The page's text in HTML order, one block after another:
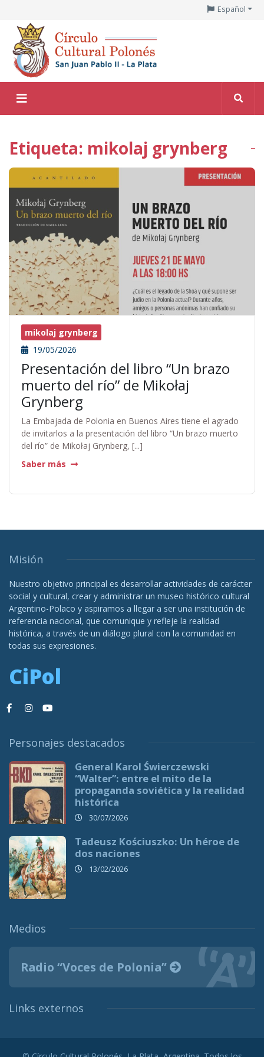
Español
Etiqueta: mikolaj grynberg
mikolaj grynberg
19/05/2026
Presentación del libro “Un brazo
muerto del río” de Mikołaj
Grynberg
La Embajada de Polonia en Buenos Aires tiene el agrado
de invitarlos a la presentación del libro “Un brazo muerto
del río” de Mikołaj Grynberg, [...]
Saber más
Misión
Nuestro objetivo principal es desarrollar actividades de carácter
social y cultural, crear y administrar un museo histórico cultural
Argentino-Polaco y aspiramos a llegar a ser una institución de
referencia nacional, que comunique y refleje la realidad
histórica, a través de un diálogo plural con la comunidad en
todas sus expresiones.
CiPol
Personajes destacados
General Karol Świerczewski
“Walter”: entre el mito de la
propaganda soviética y la realidad
histórica
30/07/2026
Tadeusz Kościuszko: Un héroe de
dos naciones
13/02/2026
Medios
Radio “Voces de Polonia”
Links externos